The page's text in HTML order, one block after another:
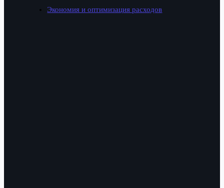
Экономия и оптимизация расходов